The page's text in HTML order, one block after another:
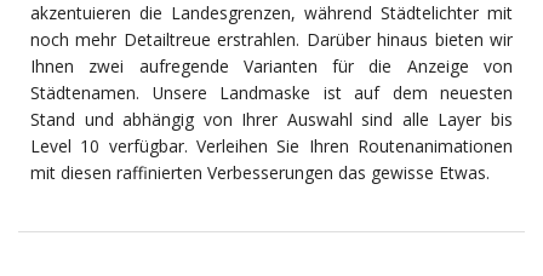
akzentuieren die Landesgrenzen, während Städtelichter mit
noch mehr Detailtreue erstrahlen. Darüber hinaus bieten wir
Ihnen zwei aufregende Varianten für die Anzeige von
Städtenamen. Unsere Landmaske ist auf dem neuesten
Stand und abhängig von Ihrer Auswahl sind alle Layer bis
Level 10 verfügbar. Verleihen Sie Ihren Routenanimationen
mit diesen raffinierten Verbesserungen das gewisse Etwas.